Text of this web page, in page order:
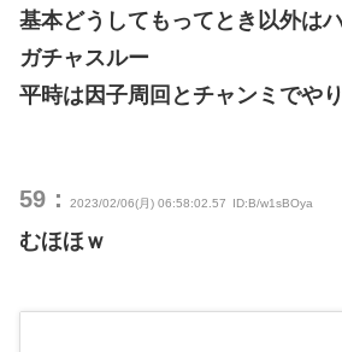
基本どうしてもってとき以外は
ガチャスルー
平時は因子周回とチャンミでや
59： 2023/02/06(月) 06:58:02.57 ID:B/w1sBOya
むほほｗ